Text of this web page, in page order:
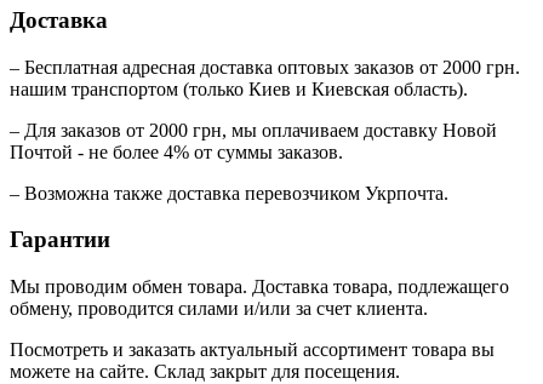
Доставка
– Бесплатная адресная доставка оптовых заказов от 2000 грн.
нашим транспортом (только Киев и Киевская область).
– Для заказов от 2000 грн, мы оплачиваем доставку Новой
Почтой - не более 4% от суммы заказов.
– Возможна также доставка перевозчиком Укрпочта.
Гарантии
Мы проводим обмен товара. Доставка товара, подлежащего
обмену, проводится силами и/или за счет клиента.
Посмотреть и заказать актуальный ассортимент товара вы
можете на сайте. Склад закрыт для посещения.